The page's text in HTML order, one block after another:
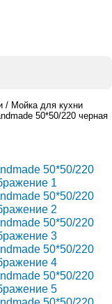
Мойка для кухни
50*50/220 черная